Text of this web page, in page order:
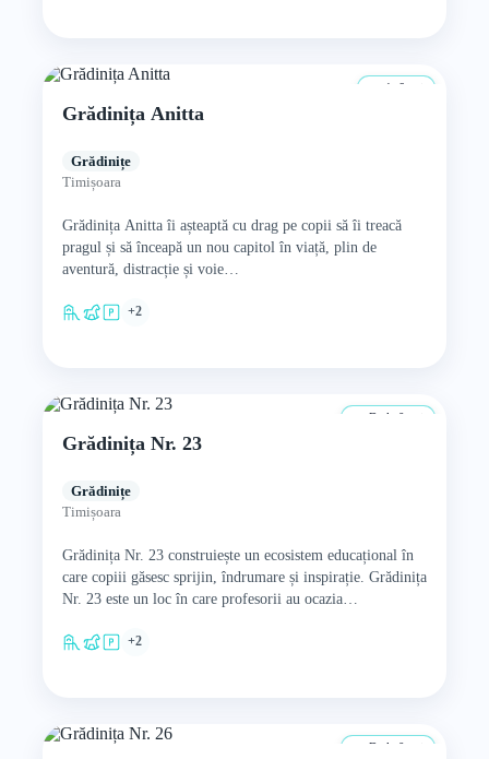
1–6 ani
Grădinița Anitta
Grădinițe
Timișoara
Grădinița Anitta îi așteaptă cu drag pe copii să îi treacă
pragul și să înceapă un nou capitol în viață, plin de
aventură, distracție și voie…
+2
De la 0 ani
Grădinița Nr. 23
Grădinițe
Timișoara
Grădinița Nr. 23 construiește un ecosistem educațional în
care copiii găsesc sprijin, îndrumare și inspirație. Grădinița
Nr. 23 este un loc în care profesorii au ocazia…
+2
De la 0 ani